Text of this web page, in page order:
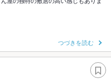
つづきを読む